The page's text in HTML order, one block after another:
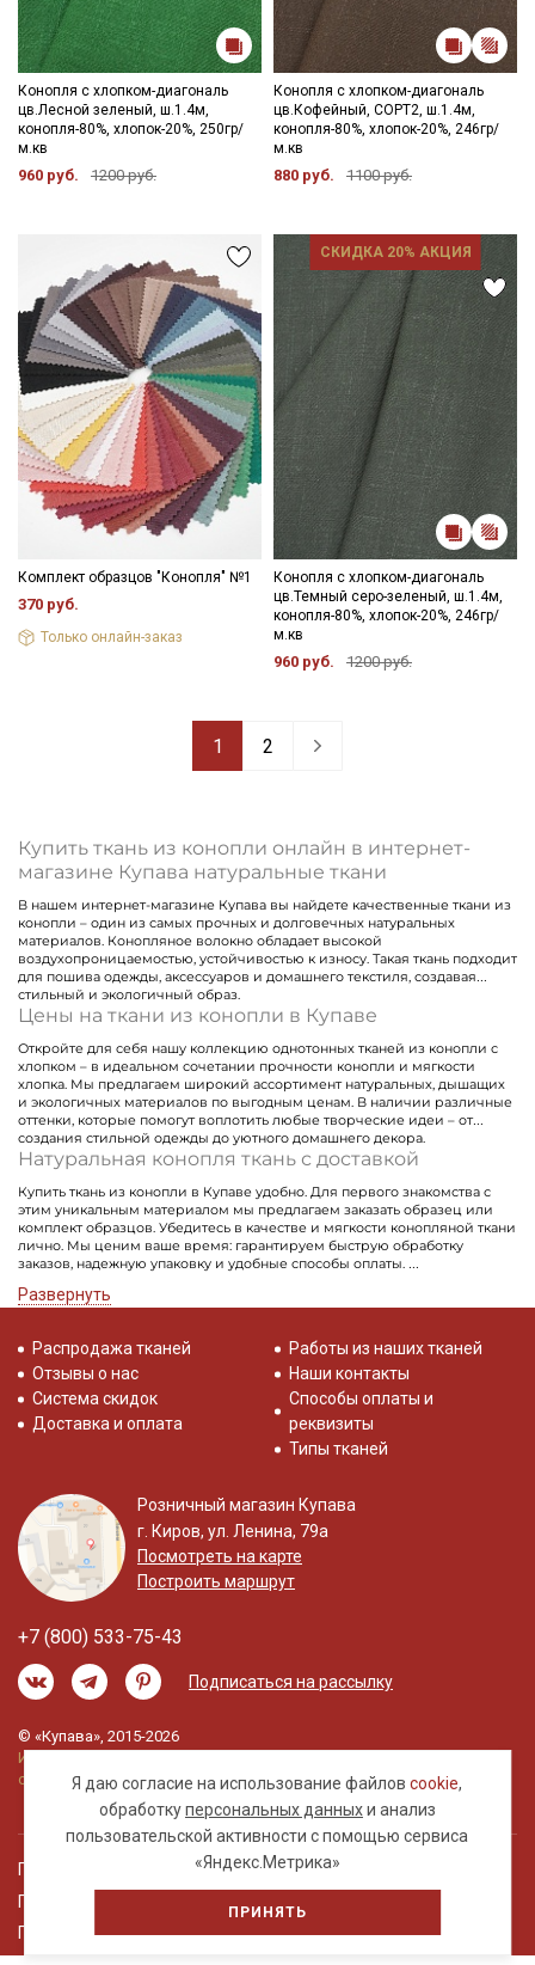
Конопля с хлопком-диагональ
цв.Лесной зеленый, ш.1.4м,
конопля-80%, хлопок-20%, 250гр/
м.кв
960 руб. 1200 руб.
Конопля с хлопком-диагональ
цв.Кофейный, СОРТ2, ш.1.4м,
конопля-80%, хлопок-20%, 246гр/
м.кв
880 руб. 1100 руб.
Комплект образцов "Конопля" №1
370 руб.
Только онлайн-заказ
СКИДКА 20% АКЦИЯ
Конопля с хлопком-диагональ
цв.Темный серо-зеленый, ш.1.4м,
конопля-80%, хлопок-20%, 246гр/
м.кв
960 руб. 1200 руб.
1 2
Купить ткань из конопли онлайн в интернет-
магазине Купава натуральные ткани
В нашем интернет-магазине Купава вы найдете качественные ткани из
конопли – один из самых прочных и долговечных натуральных
материалов. Конопляное волокно обладает высокой
воздухопроницаемостью, устойчивостью к износу. Такая ткань подходит
для пошива одежды, аксессуаров и домашнего текстиля, создавая
стильный и экологичный образ.
Цены на ткани из конопли в Купаве
Откройте для себя нашу коллекцию однотонных тканей из конопли с
хлопком – в идеальном сочетании прочности конопли и мягкости
хлопка. Мы предлагаем широкий ассортимент натуральных, дышащих
и экологичных материалов по выгодным ценам. В наличии различные
оттенки, которые помогут воплотить любые творческие идеи – от
создания стильной одежды до уютного домашнего декора.
Натуральная конопля ткань с доставкой
Купить ткань из конопли в Купаве удобно. Для первого знакомства с
этим уникальным материалом мы предлагаем заказать образец или
комплект образцов. Убедитесь в качестве и мягкости конопляной ткани
лично. Мы ценим ваше время: гарантируем быструю обработку
заказов, надежную упаковку и удобные способы оплаты.
Развернуть
Я даю согласие на использование файловcookie,
обработкуперсональных данныхи анализ
пользовательской активности с помощью сервиса
«Яндекс.Метрика»
ПРИНЯТЬ
Распродажа тканей
Отзывы о нас
Система скидок
Доставка и оплата
Работы из наших тканей
Наши контакты
Способы оплаты и
реквизиты
Типы тканей
Розничный магазин Купава
г. Киров, ул. Ленина, 79а
Посмотреть на карте
Построить маршрут
+7 (800) 533-75-43
Подписаться на рассылку
© «Купава», 2015-2026
Информация на сайте не является публичной
офертой.
Правовая информация
Политика обработки персональных данных
Пользовательское соглашение